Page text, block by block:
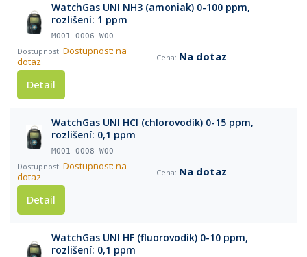
WatchGas UNI NH3 (amoniak) 0-100 ppm,
rozlišení: 1 ppm
M001-0006-W00
Dostupnost: na
dotaz
Na dotaz
Detail
WatchGas UNI HCl (chlorovodík) 0-15 ppm,
rozlišení: 0,1 ppm
M001-0008-W00
Dostupnost: na
dotaz
Na dotaz
Detail
WatchGas UNI HF (fluorovodík) 0-10 ppm,
rozlišení: 0,1 ppm